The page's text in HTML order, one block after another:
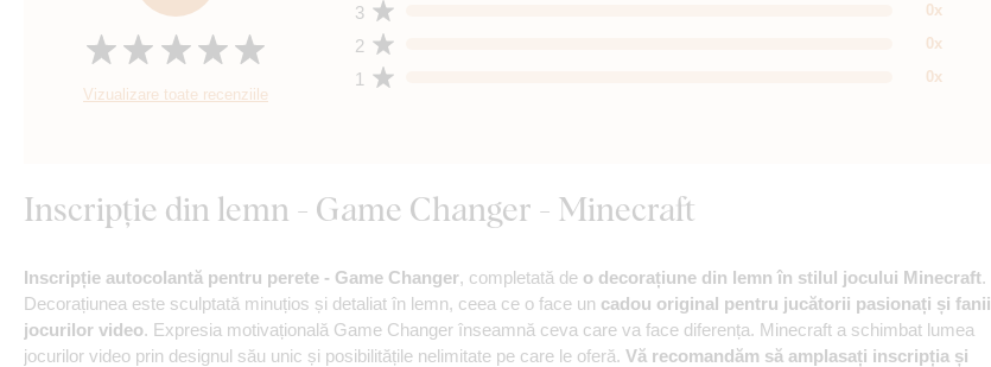
Vizualizare toate recenziile
1 0x
2 0x
3 0x
Inscripție din lemn - Game Changer - Minecraft
Inscripție autocolantă pentru perete - Game Changer, completată de o decorațiune din lemn în stilul jocului Minecraft.
Decorațiunea este sculptată minuțios și detaliat în lemn, ceea ce o face un cadou original pentru jucătorii pasionați și fanii
jocurilor video. Expresia motivațională Game Changer înseamnă ceva care va face diferența. Minecraft a schimbat lumea
jocurilor video prin designul său unic și posibilitățile nelimitate pe care le oferă. Vă recomandăm să amplasați inscripția și